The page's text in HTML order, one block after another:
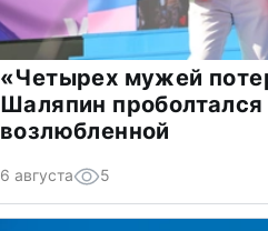
«Четырех мужей
Шаляпин проболтался
возлюбленной
6 августа 5